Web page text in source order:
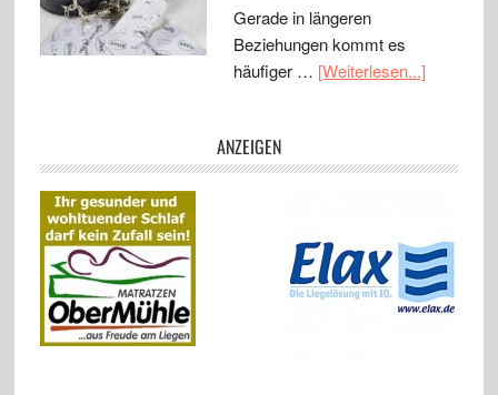
Gerade in längeren
Beziehungen kommt es
häufiger … [Weiterlesen...]
ANZEIGEN